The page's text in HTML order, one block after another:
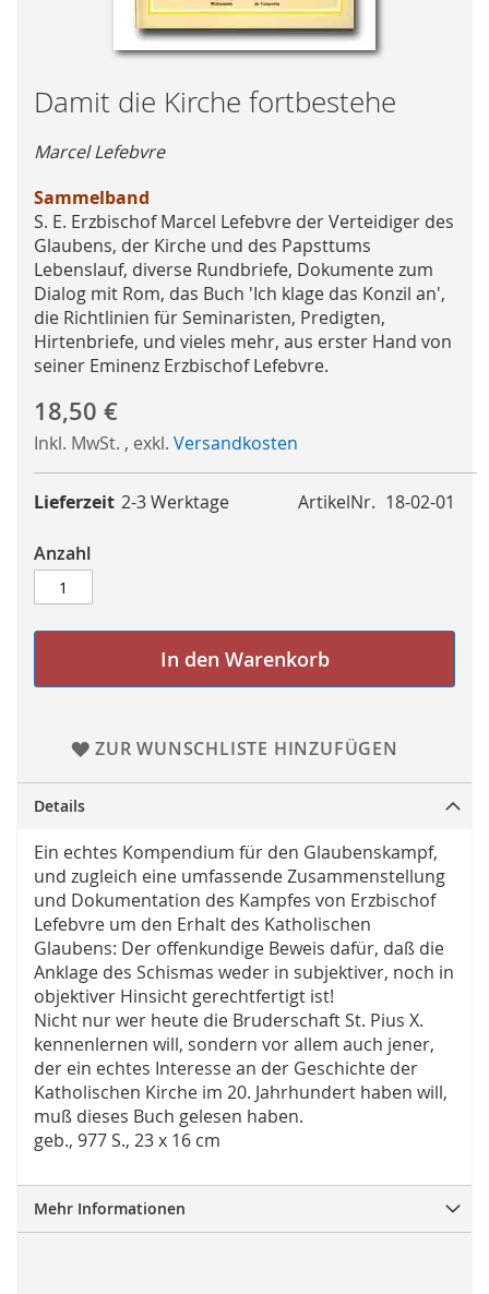
Skip
to
the
beginning
of
the
images
gallery
Damit die Kirche fortbestehe
Marcel Lefebvre
Sammelband
S. E. Erzbischof Marcel Lefebvre der Verteidiger des
Glaubens, der Kirche und des Papsttums
Lebenslauf, diverse Rundbriefe, Dokumente zum
Dialog mit Rom, das Buch 'Ich klage das Konzil an',
die Richtlinien für Seminaristen, Predigten,
Hirtenbriefe, und vieles mehr, aus erster Hand von
seiner Eminenz Erzbischof Lefebvre.
18,50 €
Inkl. MwSt. , exkl. Versandkosten
ArtikelNr. 18-02-01
Lieferzeit 2-3 Werktage
Anzahl
In den Warenkorb
ZUR WUNSCHLISTE HINZUFÜGEN
Details
Ein echtes Kompendium für den Glaubenskampf,
und zugleich eine umfassende Zusammenstellung
und Dokumentation des Kampfes von Erzbischof
Lefebvre um den Erhalt des Katholischen
Glaubens: Der offenkundige Beweis dafür, daß die
Anklage des Schismas weder in subjektiver, noch in
objektiver Hinsicht gerechtfertigt ist!
Nicht nur wer heute die Bruderschaft St. Pius X.
kennenlernen will, sondern vor allem auch jener,
der ein echtes Interesse an der Geschichte der
Katholischen Kirche im 20. Jahrhundert haben will,
muß dieses Buch gelesen haben.
geb., 977 S., 23 x 16 cm
Mehr Informationen